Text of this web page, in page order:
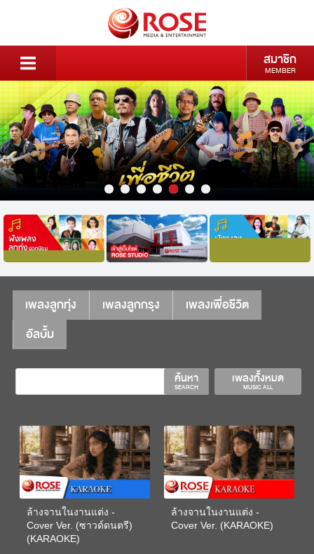
สมาชิก
MEMBER
เพลงลูกทุ่ง เพลงลูกกรุง
เพลงเพื่อชีวิต
อัลบั้ม
เพลงทั้งหมด
MUSIC ALL
ค้นหา
SEARCH
ล้างจานในงานแต่ง -
Cover Ver. (ซาวด์ดนตรี)
(KARAOKE)
ล้างจานในงานแต่ง -
Cover Ver. (KARAOKE)